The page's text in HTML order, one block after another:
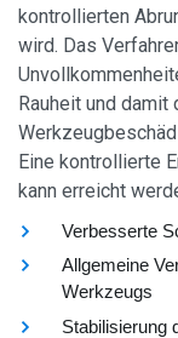
kontrollierten
wird. Das
Rauheit und damit
Eine kontrollierte
kann erreicht
Verbesserte
Allgemeine
Werkzeugs
Stabilisierung